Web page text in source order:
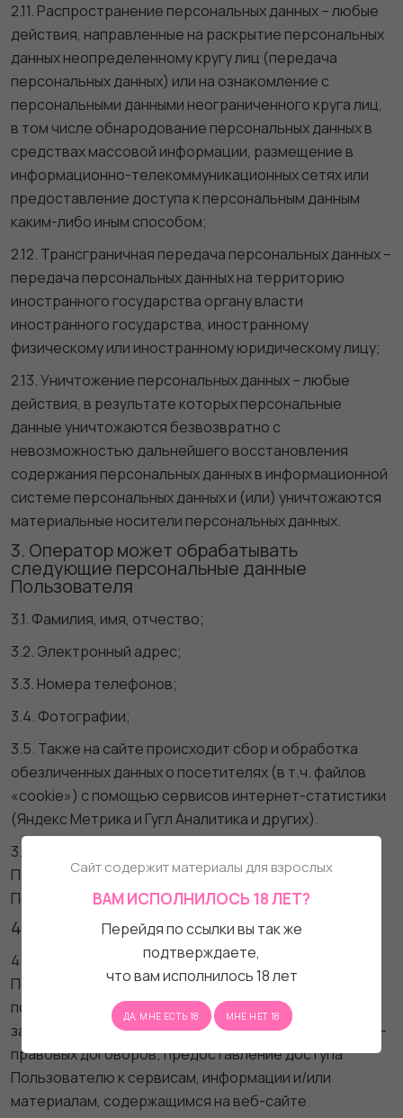
2.11. Распространение персональных данных – любые
действия, направленные на раскрытие персональных
данных неопределенному кругу лиц (передача
персональных данных) или на ознакомление с
персональными данными неограниченного круга лиц,
в том числе обнародование персональных данных в
средствах массовой информации, размещение в
информационно-телекоммуникационных сетях или
предоставление доступа к персональным данным
каким-либо иным способом;
2.12. Трансграничная передача персональных данных –
передача персональных данных на территорию
иностранного государства органу власти
иностранного государства, иностранному
физическому или иностранному юридическому лицу;
2.13. Уничтожение персональных данных – любые
действия, в результате которых персональные
данные уничтожаются безвозвратно с
невозможностью дальнейшего восстановления
содержания персональных данных в информационной
системе персональных данных и (или) уничтожаются
материальные носители персональных данных.
3. Оператор может обрабатывать
следующие персональные данные
Пользователя
3.1. Фамилия, имя, отчество;
3.2. Электронный адрес;
3.3. Номера телефонов;
3.4. Фотографии;
3.5. Также на сайте происходит сбор и обработка
обезличенных данных о посетителях (в т.ч. файлов
«cookie») с помощью сервисов интернет-статистики
(Яндекс Метрика и Гугл Аналитика и других).
3.6. Вышеперечисленные данные далее по тексту
Политики объединены общим понятием
Персональные данные.
4. Цели обработки персональных данных
4.1. Цель обработки персональных данных
Пользователя — информирование Пользователя
посредством отправки электронных писем, смс;
заключение, исполнение и прекращение гражданско-
правовых договоров; предоставление доступа
Пользователю к сервисам, информации и/или
материалам, содержащимся на веб-сайте.
Сайт содержит материалы для взрослых
ВАМ ИСПОЛНИЛОСЬ 18 ЛЕТ?
Перейдя по ссылки вы так же
подтверждаете,
что вам исполнилось 18 лет
ДА, МНЕ ЕСТЬ 18 МНЕ НЕТ 18